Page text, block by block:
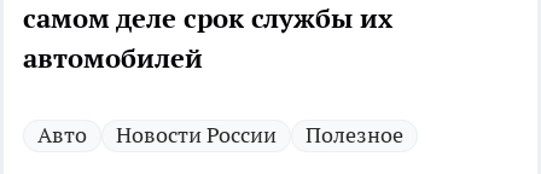
самом деле срок службы их
автомобилей
Авто Новости России Полезное